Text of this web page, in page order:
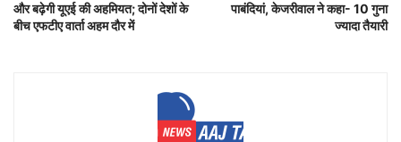
और बढ़ेगी यूएई की अहमियत; दोनों देशों के
बीच एफटीए वार्ता अहम दौर में
पाबंदियां, केजरीवाल ने कहा- 10 गुना
ज्यादा तैयारी